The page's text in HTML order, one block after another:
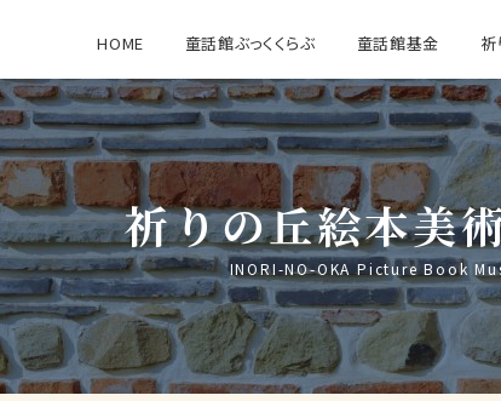
HOME 童話館ぶっくくらぶ 童話館基金
祈りの丘絵本美
INORI-NO-OKA Picture Book